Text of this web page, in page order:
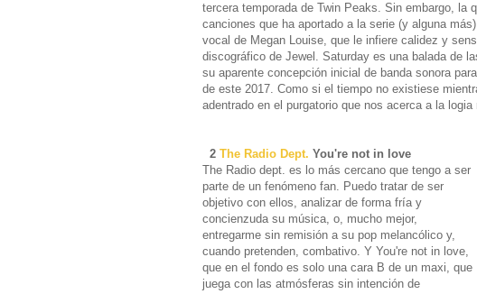
tercera temporada de Twin Peaks. Sin embargo, la
canciones que ha aportado a la serie (y alguna
vocal de Megan Louise, que le infiere calidez y
discográfico de Jewel. Saturday es una balada de
su aparente concepción inicial de banda sonora
de este 2017. Como si el tiempo no existiese
adentrado en el purgatorio que nos acerca a la logia
2 The Radio Dept. You're not in love
The Radio dept. es lo más cercano que tengo a ser
parte de un fenómeno fan. Puedo tratar de ser
objetivo con ellos, analizar de forma fría y
concienzuda su música, o, mucho mejor,
entregarme sin remisión a su pop melancólico y,
cuando pretenden, combativo. Y You're not in love,
que en el fondo es solo una cara B de un maxi, que
juega con las atmósferas sin intención de